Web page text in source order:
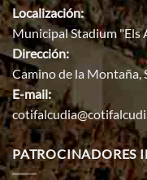
Localización:
Municipal Stadium "Els
Dirección:
Camino de la Montaña,
E-mail:
PATROCINADORES